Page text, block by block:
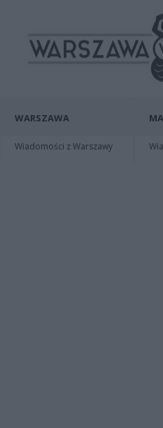
WARSZAWA
Wiadomości z Warszawy